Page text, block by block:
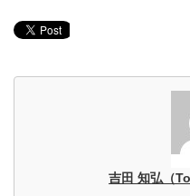
吉田 知弘（